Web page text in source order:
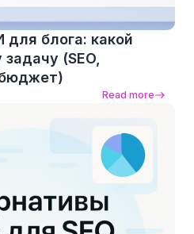
для блога: какой
(SEO,
Read more